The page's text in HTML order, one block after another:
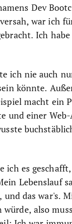
Dev
war ich
Ich
ich nie auch
könnte.
macht ein
und einer
ich es
Lebenslauf
das war's.
würde, also